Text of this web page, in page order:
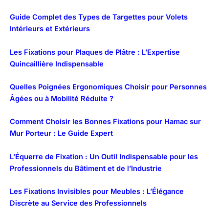
Guide Complet des Types de Targettes pour Volets
Intérieurs et Extérieurs
Les Fixations pour Plaques de Plâtre : L’Expertise
Quincaillière Indispensable
Quelles Poignées Ergonomiques Choisir pour Personnes
Âgées ou à Mobilité Réduite ?
Comment Choisir les Bonnes Fixations pour Hamac sur
Mur Porteur : Le Guide Expert
L’Équerre de Fixation : Un Outil Indispensable pour les
Professionnels du Bâtiment et de l’Industrie
Les Fixations Invisibles pour Meubles : L’Élégance
Discrète au Service des Professionnels